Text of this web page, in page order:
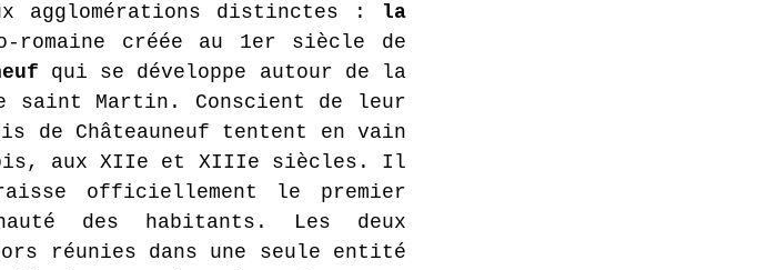
agglomérations distinctes : la
créée au 1er siècle de
qui se développe autour de la
saint Martin. Conscient de leur
de Châteauneuf tentent en vain
fois, aux XIIe et XIIIe siècles. Il
officiellement le premier
des habitants. Les deux
réunies dans une seule entité